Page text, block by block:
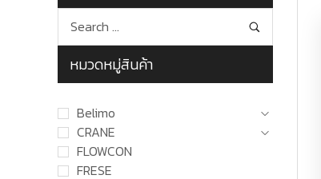
หมวดหมู่สินค้า
Belimo
CRANE
FLOWCON
FRESE